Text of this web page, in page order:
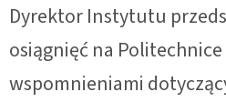
Dyrektor Instytutu
osiągnięć na
wspomnieniami